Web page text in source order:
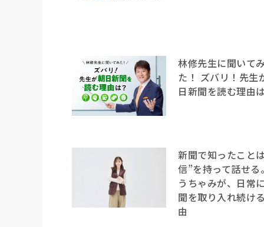
林修先生に聞いてみ
た！ ズバリ！先生
日新聞を読む理由
新聞で知ったこと
信”を持って話せる
うちゃみが、日常
聞を取り入れ続け
由